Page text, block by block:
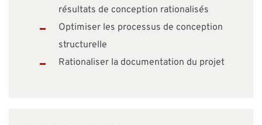
résultats de conception rationalisés
Optimiser les processus de conception
structurelle
Rationaliser la documentation du projet